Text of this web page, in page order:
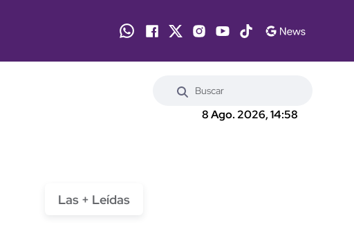
8 Ago. 2026, 14:58
Las + Leídas